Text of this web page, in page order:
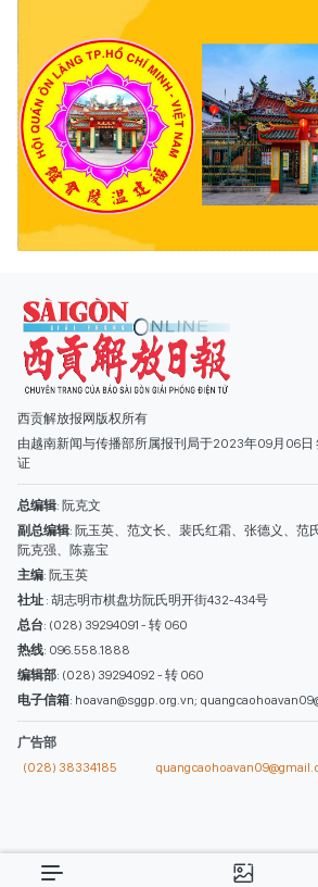
西贡解放报网版权所有
由越南新闻与传播部所属报刊局于2023年09月06日
证
副总编辑: 阮玉英、范文长、裴氏红霜、张德义、范
阮克强、陈嘉宝
主编: 阮玉英
社址: 胡志明市棋盘坊阮氏明开街432-434号
总台: (028) 39294091 - 转 060
热线: 096.558.1888
编辑部: (028) 39294092 - 转 060
电子信箱
广告部
(028) 38334185
类别